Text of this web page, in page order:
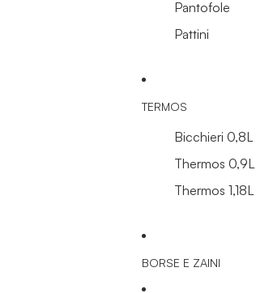
Pantofole
Pattini
TERMOS
Bicchieri 0,8L
Thermos 0,9L
Thermos 1,18L
BORSE E ZAINI